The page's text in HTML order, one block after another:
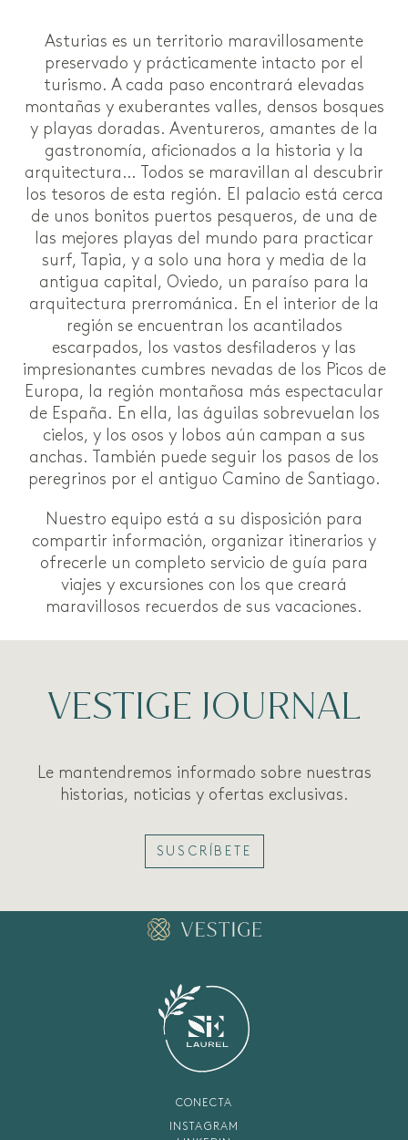
Asturias es un territorio maravillosamente
preservado y prácticamente intacto por el
turismo. A cada paso encontrará elevadas
montañas y exuberantes valles, densos bosques
y playas doradas. Aventureros, amantes de la
gastronomía, aficionados a la historia y la
arquitectura… Todos se maravillan al descubrir
los tesoros de esta región. El palacio está cerca
de unos bonitos puertos pesqueros, de una de
las mejores playas del mundo para practicar
surf, Tapia, y a solo una hora y media de la
antigua capital, Oviedo, un paraíso para la
arquitectura prerrománica. En el interior de la
región se encuentran los acantilados
escarpados, los vastos desfiladeros y las
impresionantes cumbres nevadas de los Picos de
Europa, la región montañosa más espectacular
de España. En ella, las águilas sobrevuelan los
cielos, y los osos y lobos aún campan a sus
anchas. También puede seguir los pasos de los
peregrinos por el antiguo Camino de Santiago.
Nuestro equipo está a su disposición para
compartir información, organizar itinerarios y
ofrecerle un completo servicio de guía para
viajes y excursiones con los que creará
maravillosos recuerdos de sus vacaciones.
VESTIGE JOURNAL
Le mantendremos informado sobre nuestras
historias, noticias y ofertas exclusivas.
SUSCRÍBETE
CONECTA
INSTAGRAM